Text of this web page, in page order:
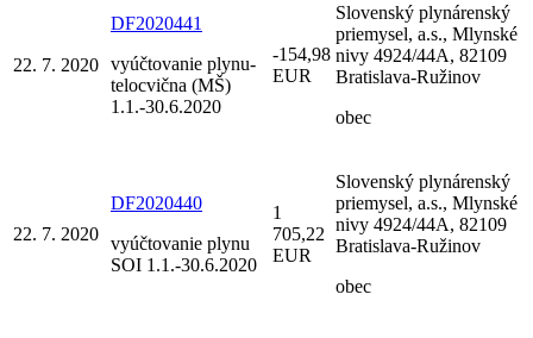
22. 7. 2020
DF2020441
vyúčtovanie plynu-
telocvična (MŠ)
1.1.-30.6.2020
-154,98
EUR
Slovenský plynárenský
priemysel, a.s., Mlynské
nivy 4924/44A, 82109
Bratislava-Ružinov
obec
22. 7. 2020
DF2020440
vyúčtovanie plynu
SOI 1.1.-30.6.2020
1
705,22
EUR
Slovenský plynárenský
priemysel, a.s., Mlynské
nivy 4924/44A, 82109
Bratislava-Ružinov
obec